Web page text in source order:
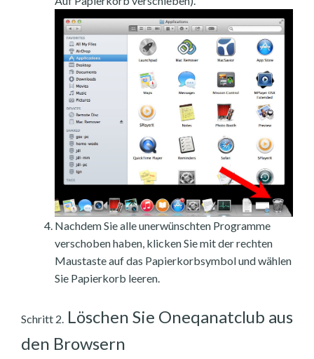
Nachdem Sie alle unerwünschten Programme
verschoben haben, klicken Sie mit der rechten
Maustaste auf das Papierkorbsymbol und wählen
Sie Papierkorb leeren.
Schritt 2. Löschen Sie Oneqanatclub aus
den Browsern